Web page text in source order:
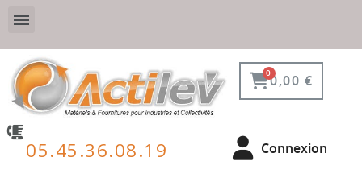
0,00 €
05.45.36.08.19 Connexion